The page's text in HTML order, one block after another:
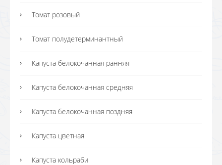
Томат розовый
Томат полудетерминантный
Капуста белокочанная ранняя
Капуста белокочанная средняя
Капуста белокочанная поздняя
Капуста цветная
Капуста кольраби